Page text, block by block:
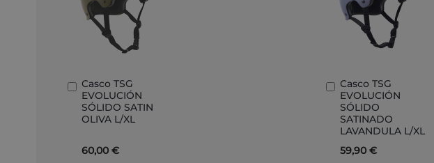
Casco TSG
EVOLUCIÓN
SÓLIDO SATIN
OLIVA L/XL
60,00 €
Añadir
al
carrito
Casco TSG
EVOLUCIÓN
SÓLIDO
SATINADO
LAVANDULA L/XL
59,90 €
Añadir
al
carrito